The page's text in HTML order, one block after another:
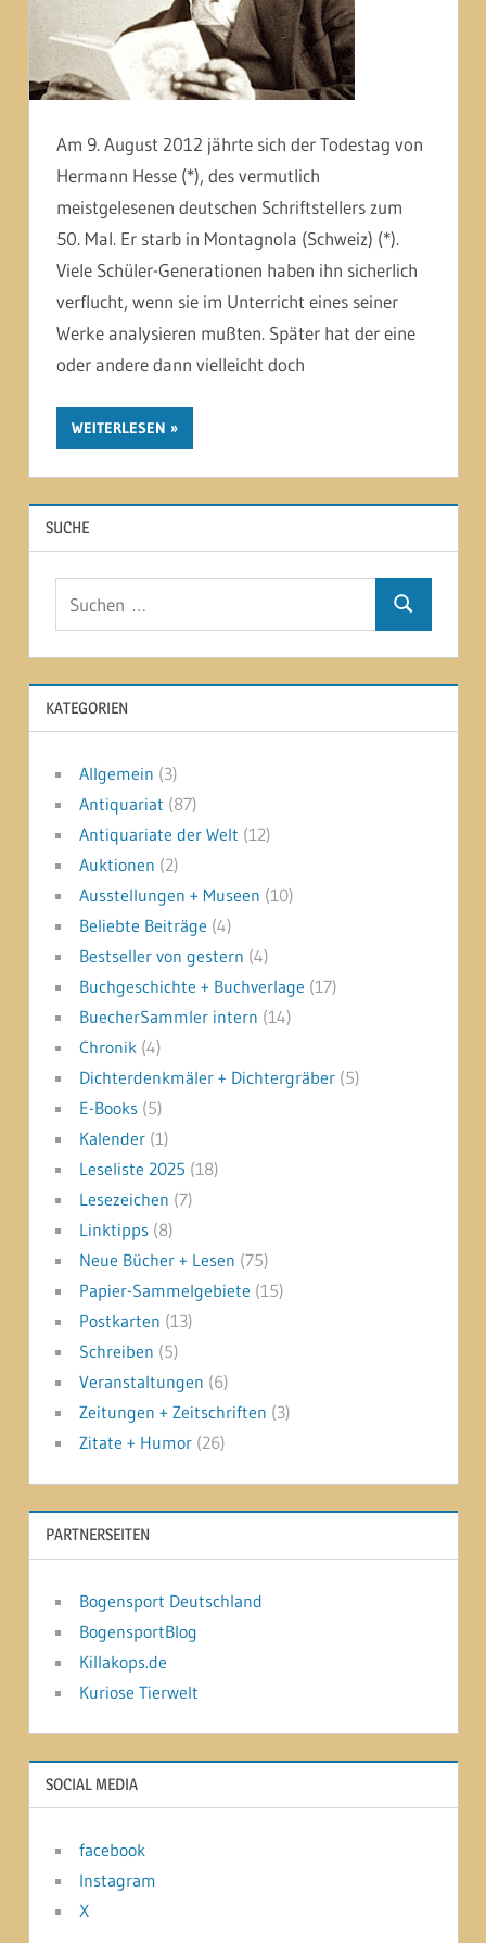
Am 9. August 2012 jährte sich der Todestag von
Hermann Hesse (*), des vermutlich
meistgelesenen deutschen Schriftstellers zum
50. Mal. Er starb in Montagnola (Schweiz) (*).
Viele Schüler-Generationen haben ihn sicherlich
verflucht, wenn sie im Unterricht eines seiner
Werke analysieren mußten. Später hat der eine
oder andere dann vielleicht doch
WEITERLESEN
SUCHE
Suchen
KATEGORIEN
Allgemein (3)
Antiquariat (87)
Antiquariate der Welt (12)
Auktionen (2)
Ausstellungen + Museen (10)
Beliebte Beiträge (4)
Bestseller von gestern (4)
Buchgeschichte + Buchverlage (17)
BuecherSammler intern (14)
Chronik(4)
Dichterdenkmäler + Dichtergräber(5)
E-Books(5)
Kalender(1)
Leseliste 2025 (18)
Lesezeichen (7)
Linktipps(8)
Neue Bücher + Lesen (75)
Papier-Sammelgebiete (15)
Postkarten (13)
Schreiben (5)
Veranstaltungen (6)
Zeitungen + Zeitschriften (3)
Zitate + Humor(26)
PARTNERSEITEN
Bogensport Deutschland
BogensportBlog
Killakops.de
Kuriose Tierwelt
SOCIAL MEDIA
facebook
Instagram
X